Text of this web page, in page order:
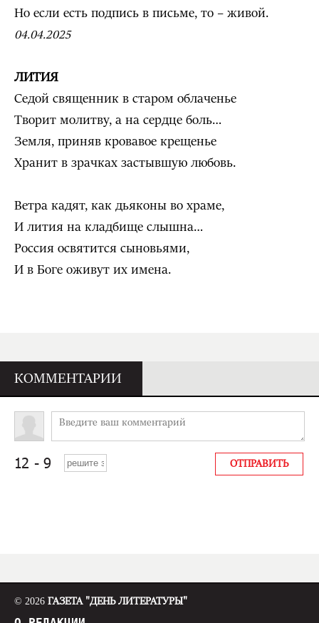
Но если есть подпись в письме, то – живой.
04.04.2025
ЛИТИЯ
Седой священник в старом облаченье
Творит молитву, а на сердце боль…
Земля, приняв кровавое крещенье
Хранит в зрачках застывшую любовь.
Ветра кадят, как дьяконы во храме,
И лития на кладбище слышна…
Россия освятится сыновьями,
И в Боге оживут их имена.
КОММЕНТАРИИ
© 2026 ГАЗЕТА "ДЕНЬ ЛИТЕРАТУРЫ"